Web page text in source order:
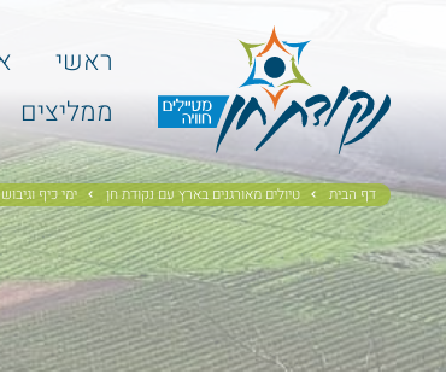
ראשי
ממליצים
דף הבית טיולים מאורגנים בארץ עם נקודת חן ימי כיף וגיבוש